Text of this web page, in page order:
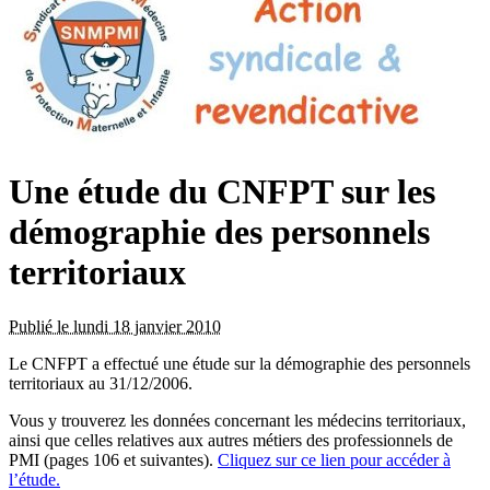
Une étude du CNFPT sur les
démographie des personnels
territoriaux
Publié le lundi 18 janvier 2010
Le CNFPT a effectué une étude sur la démographie des personnels
territoriaux au 31/12/2006.
Vous y trouverez les données concernant les médecins territoriaux,
ainsi que celles relatives aux autres métiers des professionnels de
PMI (pages 106 et suivantes). Cliquez sur ce lien pour accéder à
l’étude.